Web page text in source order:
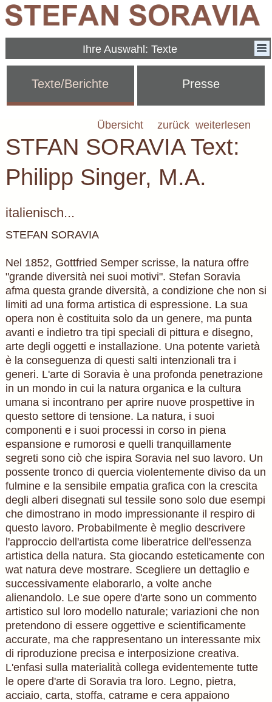
Ihre Auswahl: Texte
Texte/Berichte Presse
Übersicht zurück weiterlesen
STFAN SORAVIA Text:
Philipp Singer, M.A.
italienisch...
STEFAN SORAVIA
Nel 1852, Gottfried Semper scrisse, la natura offre
"grande diversità nei suoi motivi". Stefan Soravia
afma questa grande diversità, a condizione che non si
limiti ad una forma artistica di espressione. La sua
opera non è costituita solo da un genere, ma punta
avanti e indietro tra tipi speciali di pittura e disegno,
arte degli oggetti e installazione. Una potente varietà
è la conseguenza di questi salti intenzionali tra i
generi. L'arte di Soravia è una profonda penetrazione
in un mondo in cui la natura organica e la cultura
umana si incontrano per aprire nuove prospettive in
questo settore di tensione. La natura, i suoi
componenti e i suoi processi in corso in piena
espansione e rumorosi e quelli tranquillamente
segreti sono ciò che ispira Soravia nel suo lavoro. Un
possente tronco di quercia violentemente diviso da un
fulmine e la sensibile empatia grafica con la crescita
degli alberi disegnati sul tessile sono solo due esempi
che dimostrano in modo impressionante il respiro di
questo lavoro. Probabilmente è meglio descrivere
l'approccio dell'artista come liberatrice dell'essenza
artistica della natura. Sta giocando esteticamente con
wat natura deve mostrare. Scegliere un dettaglio e
successivamente elaborarlo, a volte anche
alienandolo. Le sue opere d'arte sono un commento
artistico sul loro modello naturale; variazioni che non
pretendono di essere oggettive e scientificamente
accurate, ma che rappresentano un interessante mix
di riproduzione precisa e interposizione creativa.
L'enfasi sulla materialità collega evidentemente tutte
le opere d'arte di Soravia tra loro. Legno, pietra,
acciaio, carta, stoffa, catrame e cera appaiono